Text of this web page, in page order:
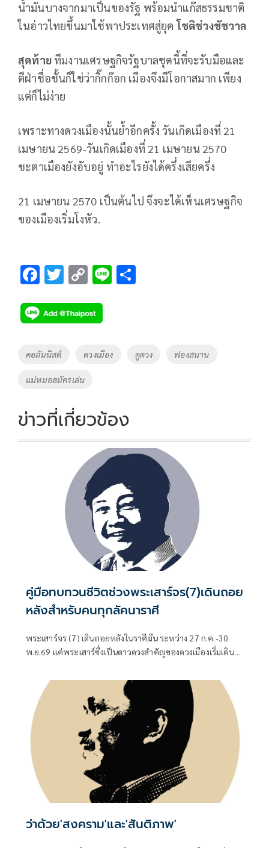
น้ำมันบางจากมาเป็นของรัฐ พร้อมนำแก๊สธรรมชาติ
ในอ่าวไทยขึ้นมาใช้พาประเทศสู่ยุค โชติช่วงชัชวาล
สุดท้าย ทีมงานเศรษฐกิจรัฐบาลชุดนี้ที่จะรับมือและ
ตีฝ่าชื่อชั้นก็ใช่ว่ากิ๊กก๊อก เมืองจึงมีโอกาสมาก เพียง
แต่ก็ไม่ง่าย
เพราะทางดวงเมืองนั้นย้ำอีกครั้ง วันเกิดเมืองที่ 21
เมษายน 2569-วันเกิดเมืองที่ 21 เมษายน 2570
ชะตาเมืองยังอับอยู่ ทำอะไรยังได้ครึ่งเสียครึ่ง
21 เมษายน 2570 เป็นต้นไป จึงจะได้เห็นเศรษฐกิจ
ของเมืองเริ่มโงหัว.
F
e
b
o
k
T
tt
er
C
p
y
Li
Li
Tags
คอลัมนิสต์ ดวงเมือง ดูดวง ฟองสนาน
แม่หมอสมัครเล่น
ข่าวที่เกี่ยวข้อง
คู่มือทบทวนชีวิตช่วงพระเสาร์จร(7)เดินถอย
หลังสำหรับคนทุกลัคนาราศี
พระเสาร์จร (7) เดินถอยหลังในราศีมีน ระหว่าง 27 ก.ค.-30
พ.ย.69 แค่พระเสาร์ซึ่งเป็นดาวดวงสำคัญของดวงเมืองเริ่มเดิน
สัญญาณจะเปลี่ยนแปลงใหญ่ในนโยบายสำคัญของรัฐบาล
ว่าด้วย'สงคราม'และ'สันติภาพ'